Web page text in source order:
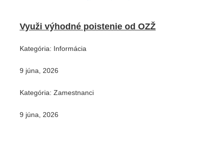
Využi výhodné poistenie od OZŽ
Kategória: Informácia
9 júna, 2026
Kategória: Zamestnanci
9 júna, 2026